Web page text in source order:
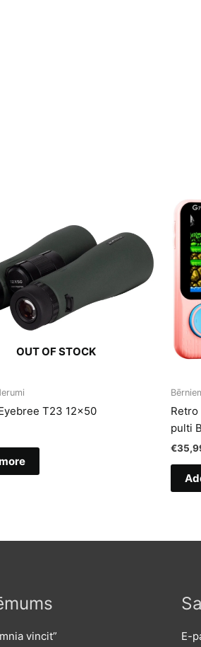
OUT OF STOCK
T23 12×50
pulti
€
vincit”
E-